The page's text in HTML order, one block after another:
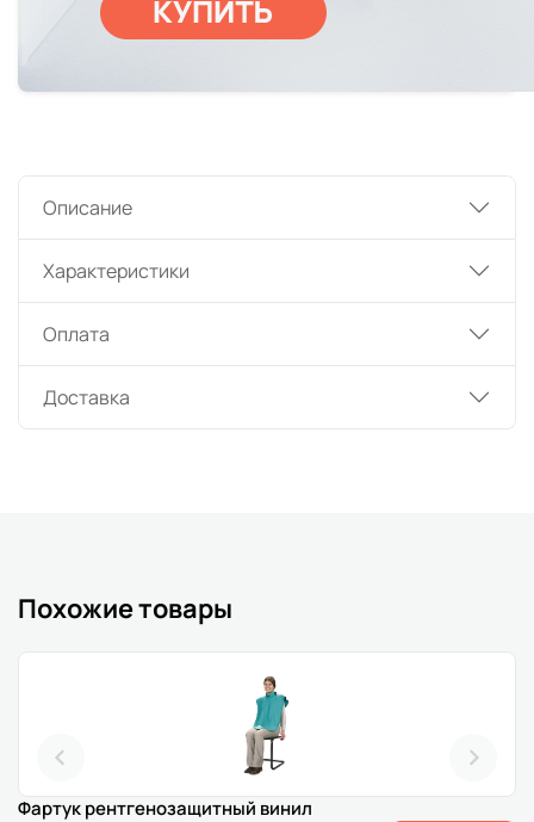
Описание
Характеристики
Оплата
Доставка
Похожие товары
Фартук рентгенозащитный винил